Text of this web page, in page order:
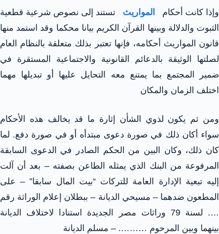
وإذا كانت أحكام المواريث
تستند إلى نصوص شرعية قطعية
الثبوت والدلالة وبينها القرآن الكريم بيانا محكما وقد استمد منها
قانون المواريث أحكامه، فإنها تعتبر بذلك متعلقة بالنظام العام
لصلتها الوثيقة بالدعائم القانونية والاجتماعية المستقرة في
ضمير المجتمع بما يمتنع معه التحايل عليها أو تبديلها مهما
اختلف الزمان والمكان
ومن ثم يكون لذوي الشأن إثارة ما قد يخالف هذه الأحكام
سواء أكان ذلك في صورة دعوى مبتدأه أو في صورة دفع. لما
كان ذلك، وكان البين من الحكم الصادر في الدعوى السابقة
المرفوعة من البنك الذي يمثله الطاعن بصفته – بعد أن آلت
إليه تبعية الإدارة العامة للتركات “بيت المال سابقا” – على
المطعون ضدهما – مسيحي الديانة – ببطلان إعلام الوراثة رقم
…. لسنة 79 وراثات مصر الجديدة استنادا لاختلاف الديانة
بينهما وبين المرحوم ………. – مسلم الديانة